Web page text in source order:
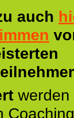
auch
werden